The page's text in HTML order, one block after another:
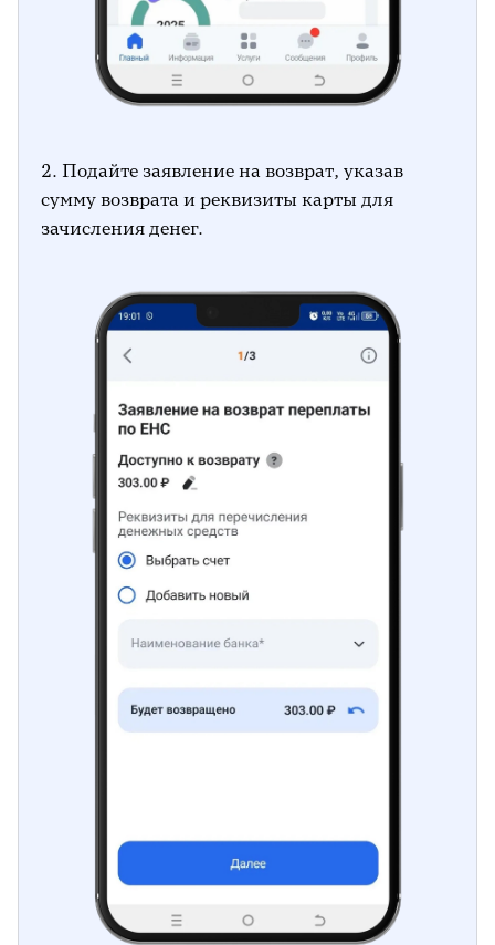
2. Подайте заявление на возврат, указав
сумму возврата и реквизиты карты для
зачисления денег.